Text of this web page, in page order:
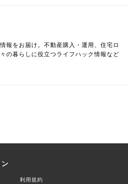
報をお届け。不動産購入・運用、住宅ロ
の暮らしに役立つライフハック情報など
利用規約